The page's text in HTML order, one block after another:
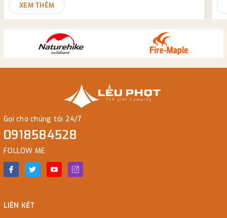
XEM THÊM
Gọi cho chúng tôi 24/7
0918584528
FOLLOW ME
LIÊN KẾT